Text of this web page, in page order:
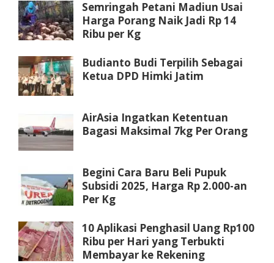
Semringah Petani Madiun Usai
Harga Porang Naik Jadi Rp 14
Ribu per Kg
Budianto Budi Terpilih Sebagai
Ketua DPD Himki Jatim
AirAsia Ingatkan Ketentuan
Bagasi Maksimal 7kg Per Orang
Begini Cara Baru Beli Pupuk
Subsidi 2025, Harga Rp 2.000-an
Per Kg
10 Aplikasi Penghasil Uang Rp100
Ribu per Hari yang Terbukti
Membayar ke Rekening